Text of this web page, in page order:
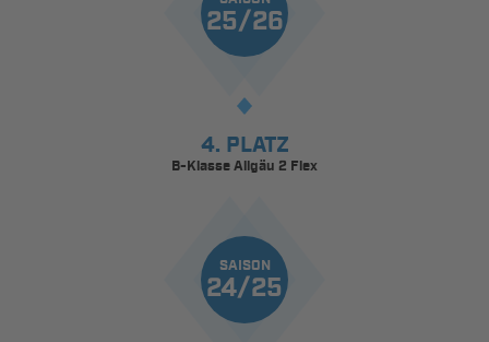
25/26
4. PLATZ
B-Klasse Allgäu 2 Flex
SAISON
24/25